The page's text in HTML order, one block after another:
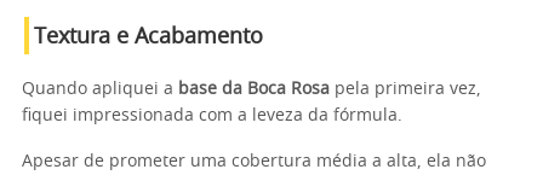
Textura e Acabamento
Quando apliquei a base da Boca Rosa pela primeira vez,
fiquei impressionada com a leveza da fórmula.
Apesar de prometer uma cobertura média a alta, ela não